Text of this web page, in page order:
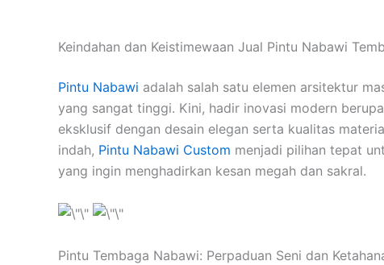
Keindahan dan Keistimewaan Jual Pintu Nabawi
Pintu Nabawi adalah salah satu elemen arsitektur
yang sangat tinggi. Kini, hadir inovasi modern berupa
eksklusif dengan desain elegan serta kualitas
indah, Pintu Nabawi Custom menjadi pilihan tepat
yang ingin menghadirkan kesan megah dan sakral.
Pintu Tembaga Nabawi: Perpaduan Seni dan